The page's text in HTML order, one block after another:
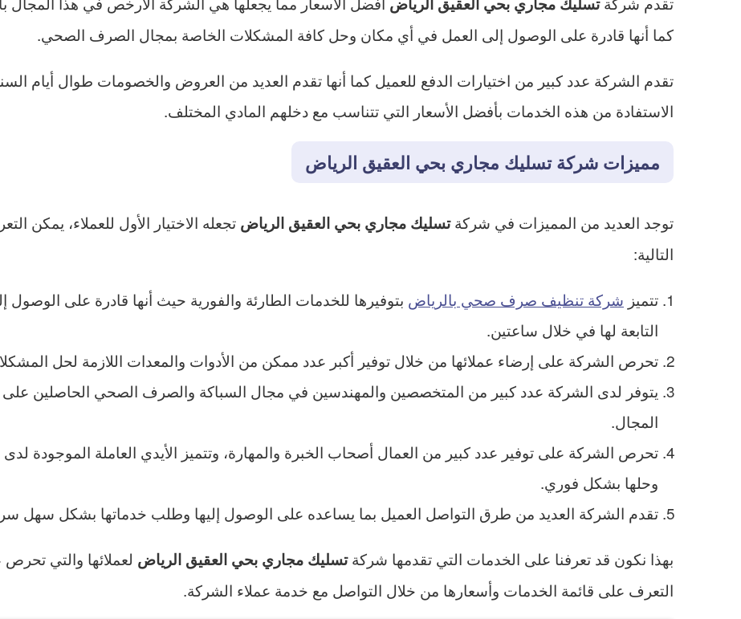
كما أنها قادرة على الوصول إلى العمل في أي مكان وحل كافة المشكلات الخاصة بمجال الصرف الصحي.
تقدم الشركة عدد كبير من اختيارات الدفع للعميل كما أنها تقدم العديد من العروض والخصومات طوال أيام
الاستفادة من هذه الخدمات بأفضل الأسعار التي تتناسب مع دخلهم المادي المختلف.
مميزات شركة تسليك مجاري بحي العقيق الرياض
توجد العديد من المميزات في شركةتسليك مجاري بحي العقيق الرياض تجعله الاختيار الأول للعملاء، يمكن
التالية:
تتميز شركة تنظيف صرف صحي بالرياض بتوفيرها للخدمات الطارئة والفورية حيث أنها قادرة على
التابعة لها في خلال ساعتين.
تحرص الشركة على إرضاء عملائها من خلال توفير أكبر عدد ممكن من الأدوات والمعدات اللازمة لحل
يتوفر لدى الشركة عدد كبير من المتخصصين والمهندسين في مجال السباكة والصرف الصحي الحاصلين
المجال.
تحرص الشركة على توفير عدد كبير من العمال أصحاب الخبرة والمهارة، وتتميز الأيدي العاملة الموجودة
وحلها بشكل فوري.
تقدم الشركة العديد من طرق التواصل العميل بما يساعده على الوصول إليها وطلب خدماتها بشكل سهل
بهذا نكون قد تعرفنا على الخدمات التي تقدمها شركةتسليك مجاري بحي العقيق الرياض لعملائها والتي
التعرف على قائمة الخدمات وأسعارها من خلال التواصل مع خدمة عملاء الشركة.